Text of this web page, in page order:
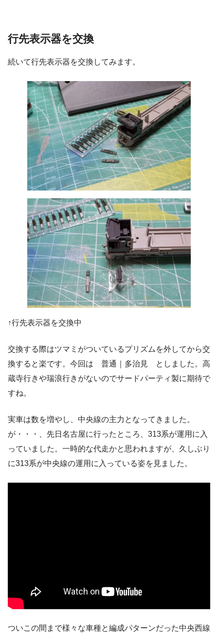
行先表示器を交換
続いて行先表示器を交換してみます。
↑行先表示器を交換中
交換する際はツマミがついているプリズムを外してから交
換すると楽です。今回は 普通｜多治見 としました。高
蔵寺行きや瑞浪行きがないのでサードパーティ製に期待で
すね。
実車は数を増やし、中央線の主力となってきました。
が・・・、先日名古屋に行ったところ、313系が運用に入
っていました。一時的な代走かと思われますが、久しぶり
に313系が中央線の運用に入っている姿を見ました。
ついこの間まで様々な車種と編成パターンだった中央西線